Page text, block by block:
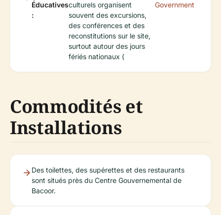
Éducatives
:
culturels organisent
souvent des excursions,
des conférences et des
reconstitutions sur le site,
surtout autour des jours
fériés nationaux (
Government
Commodités et
Installations
Des toilettes, des supérettes et des restaurants
sont situés près du Centre Gouvernemental de
Bacoor.